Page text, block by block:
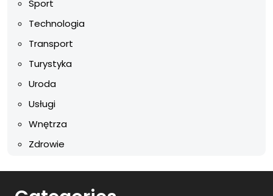
Sport
Technologia
Transport
Turystyka
Uroda
Usługi
Wnętrza
Zdrowie